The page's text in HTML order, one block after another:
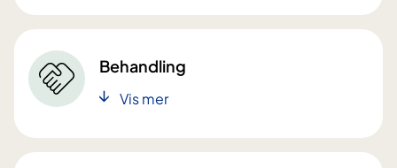
Behandling
Vis mer